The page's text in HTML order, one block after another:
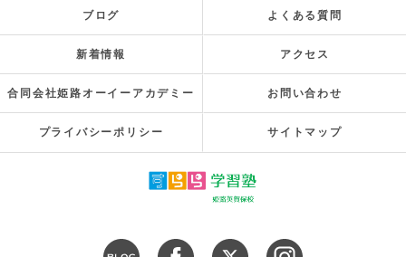
ブログ よくある質問
新着情報 アクセス
合同会社姫路オーイーアカデミー お問い合わせ
プライバシーポリシー サイトマップ